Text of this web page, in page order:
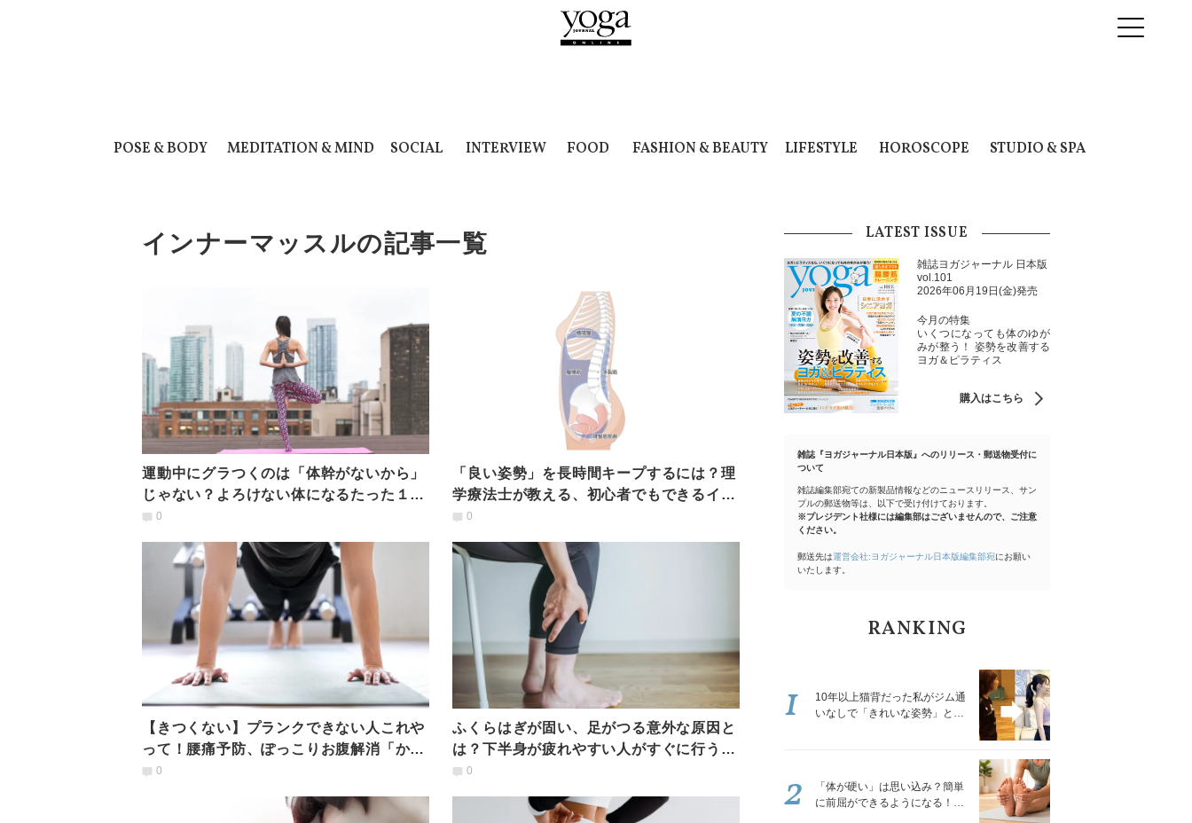
POSE & BODY MEDITATION & MIND SOCIAL INTERVIEW FOOD FASHION & BEAUTY LIFESTYLE HOROSCOPE STUDIO & SPA
インナーマッスルの記事一覧
運動中にグラつくのは「体幹がないから」
じゃない？よろけない体になるたった１分
でOK【足指ケア】
0
「良い姿勢」を長時間キープするには？理
学療法士が教える、初心者でもできるイン
ナーマッスルの鍛え方
0
【きつくない】プランクできない人これや
って！腰痛予防、ぽっこりお腹解消「かん
たん体幹強化」
0
ふくらはぎが固い、足がつる意外な原因と
は？下半身が疲れやすい人がすぐに行うべ
きケア方法
0
LATEST ISSUE
雑誌ヨガジャーナル 日本版
vol.101
2026年06月19日(金)発売
今月の特集
いくつになっても体のゆが
みが整う！ 姿勢を改善する
ヨガ＆ピラティス
購入はこちら
雑誌『ヨガジャーナル日本版』へのリリース・郵送物受付に
ついて
雑誌編集部宛ての新製品情報などのニュースリリース、サン
プルの郵送物等は、以下で受け付けております。
※プレジデント社様には編集部はございませんので、ご注意
ください。
郵送先は運営会社:ヨガジャーナル日本版編集部宛にお願い
いたします。
RANKING
10年以上猫背だった私がジム通
いなしで「きれいな姿勢」と褒
1
「体が硬い」は思い込み？簡単
に前屈ができるようになる！腿
2